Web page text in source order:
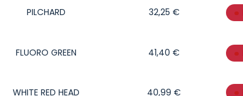
PILCHARD 32,25 €
FLUORO GREEN 41,40 €
WHITE RED HEAD 40,99 €